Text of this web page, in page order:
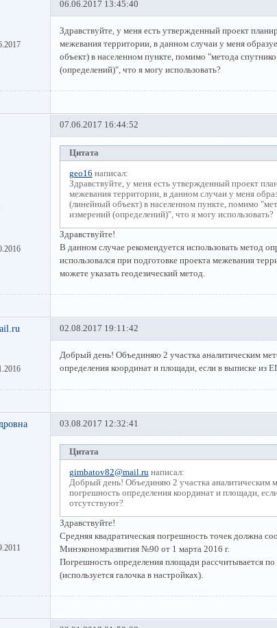
06.06.2017 13:45:40
Здравствуйте, у меня есть утвержденный проект
межевания территории, в данном случаи у меня
объект) в населенном пункте, помимо "метода
(определений)", что я могу использовать?
07.06.2017 16:44:52
Цитата
geo16 написал:
Здравствуйте, у меня есть утвержденный проект
межевания территории, в данном случаи у меня
(линейный объект) в населенном пункте, помимо
измерений (определений)", что я могу использовать?
Здравствуйте!
В данном случае рекомендуется использовать метод
использовался при подготовке проекта межевания
можете указать геодезический метод.
02.08.2017 19:11:42
Добрый день! Объединяю 2 участка аналитическим
определения координат и площади, если в выписке из
03.08.2017 12:32:41
Цитата
gimbatov82@mail.ruнаписал:
Добрый день! Объединяю 2 участка аналитическим
погрешность определения координат и площади,
отсутствуют?
Здравствуйте!
Средняя квадратическая погрешность точек должна
Минэкономразвития №90 от 1 марта 2016 г.
Погрешность определения площади рассчитывается
(используется галочка в настройках).